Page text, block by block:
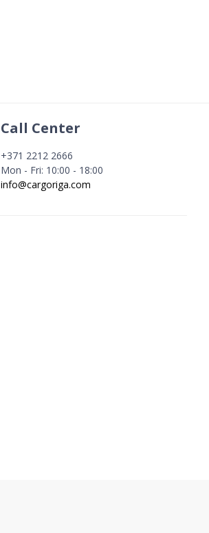
Call Center
+371 2212 2666
Mon - Fri: 10:00 - 18:00
info@cargoriga.com